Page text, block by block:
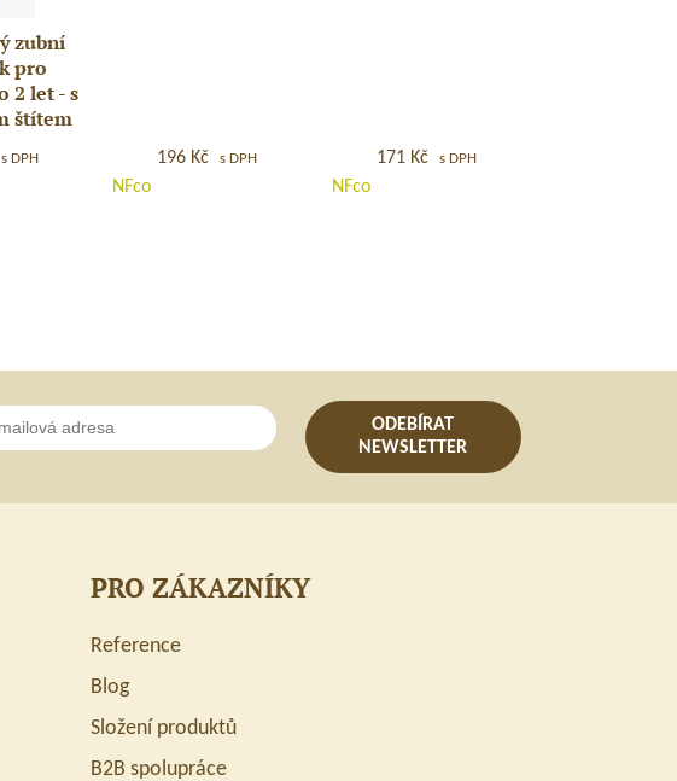
zubní
pro
2 let - s
štítem
s DPH 196 Kč s DPH
NFco
171 Kč s DPH
NFco
ODEBÍRAT
NEWSLETTER
PRO ZÁKAZNÍKY
Reference
Blog
Složení produktů
B2B spolupráce